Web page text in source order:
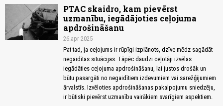
PTAC skaidro, kam pievērst
uzmanību, iegādājoties ceļojuma
apdrošināšanu
26.apr 2025
Pat tad, ja ceļojums ir rūpīgi izplānots, dzīve mēdz sagādāt
negaidītas situācijas. Tāpēc daudzi ceļotāji izvēlas
iegādāties ceļojuma apdrošināšanu, lai justos drošāk un
būtu pasargāti no negaidītiem izdevumiem vai sarežģījumiem
ārvalstīs. Izvēloties apdrošināšanas pakalpojumu sniedzēju,
ir būtiski pievērst uzmanību vairākiem svarīgiem aspektiem.